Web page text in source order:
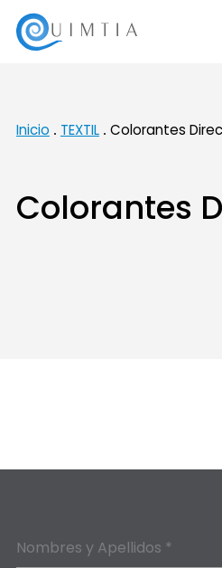
Inicio TEXTIL Colorantes
Colorantes
Nombres y Apellidos *